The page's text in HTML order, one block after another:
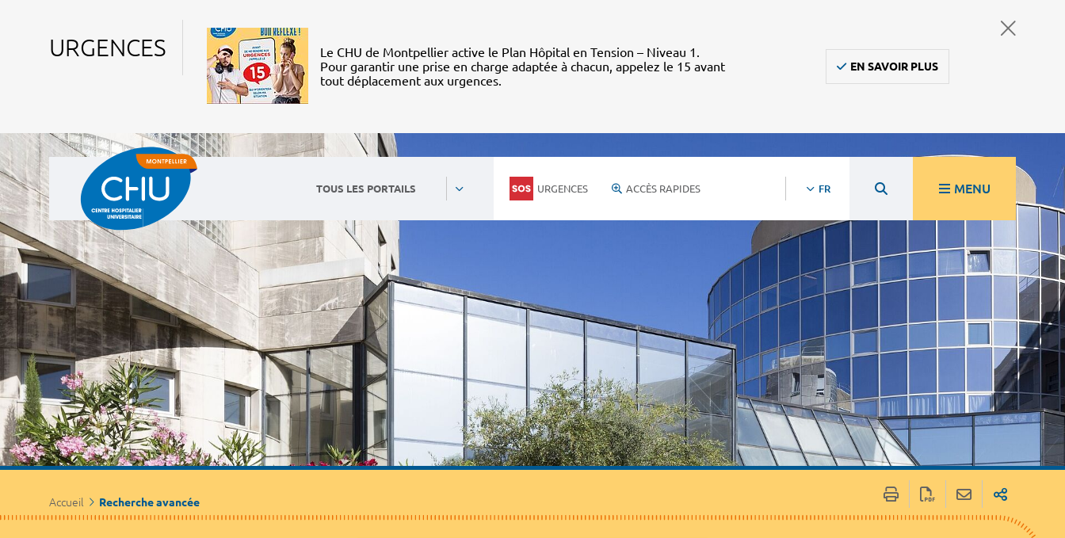
URGENCES
Le CHU de Montpellier active le Plan Hôpital en Tension – Niveau 1.
Pour garantir une prise en charge adaptée à chacun, appelez le 15 avant
tout déplacement aux urgences.
EN SAVOIR PLUS
TOUS LES PORTAILS URGENCES ACCÈS RAPIDES FR MENU
Accueil Recherche avancée